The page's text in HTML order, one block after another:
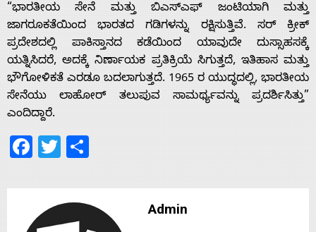
Home
About
Us
With
“ಭಾರತೀಯ ಸೇನೆ ಮತ್ತು ಬಿಎಸ್‌ಎಫ್ ಜಂಟಿಯಾಗಿ ಮತ್ತು
ಜಾಗರೂಕತೆಯಿಂದ ಭಾರತದ ಗಡಿಗಳನ್ನು ರಕ್ಷಿಸುತ್ತಿವೆ. ಸರ್ ಕ್ರೀಕ್
ಪ್ರದೇಶದಲ್ಲಿ ಪಾಕಿಸ್ತಾನದ ಕಡೆಯಿಂದ ಯಾವುದೇ ದುಸ್ಸಾಹಸಕ್ಕೆ
ಯತ್ನಿಸಿದರೆ, ಅದಕ್ಕೆ ನಿರ್ಣಾಯಕ ಪ್ರತಿಕ್ರಿಯೆ ಸಿಗುತ್ತದೆ, ಇತಿಹಾಸ ಮತ್ತು
ಭೌಗೋಳಿಕತೆ ಎರಡೂ ಬದಲಾಗುತ್ತದೆ. 1965 ರ ಯುದ್ಧದಲ್ಲಿ, ಭಾರತೀಯ
ಸೇನೆಯು ಲಾಹೋರ್ ತಲುಪುವ ಸಾಮರ್ಥ್ಯವನ್ನು ಪ್ರದರ್ಶಿಸಿತ್ತು”
ಎಂದಿದ್ದಾರೆ.
Facebook
Twitter
Admin